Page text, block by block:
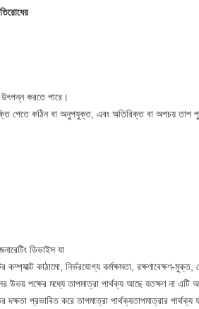
করতে পারে।
পেতে কঠিন বা অনুপযুক্ত, এবং অতিরিক্ত বা অপচয় তাপ
ডিভাইস যা
কাঠামো, নির্ভরযোগ্য কর্মক্ষমতা, রক্ষণাবেক্ষণ-মুক্ত,
পক্ষের মধ্যে তাপমাত্রা পার্থক্য আছে যতক্ষণ না এটি
প্রভাবিত করে তাপমাত্রা পার্থক্যতাপমাত্রার পার্থক্য